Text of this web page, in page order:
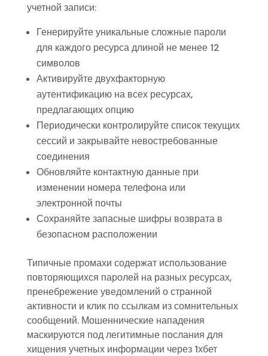
учетной записи:
Генерируйте уникальные сложные пароли
для каждого ресурса длиной не менее 12
символов
Активируйте двухфакторную
аутентификацию на всех ресурсах,
предлагающих опцию
Периодически контролируйте список текущих
сессий и закрывайте невостребованные
соединения
Обновляйте контактную данные при
изменении номера телефона или
электронной почты
Сохраняйте запасные шифры возврата в
безопасном расположении
Типичные промахи содержат использование
повторяющихся паролей на разных ресурсах,
пренебрежение уведомлений о странной
активности и клик по ссылкам из сомнительных
сообщений. Мошеннические нападения
маскируются под легитимные послания для
хищения учетных информации через 1хбет